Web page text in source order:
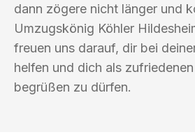
dann zögere nicht länger und
Umzugskönig Köhler
freuen uns darauf, dir bei
helfen und dich als
begrüßen zu dürfen.